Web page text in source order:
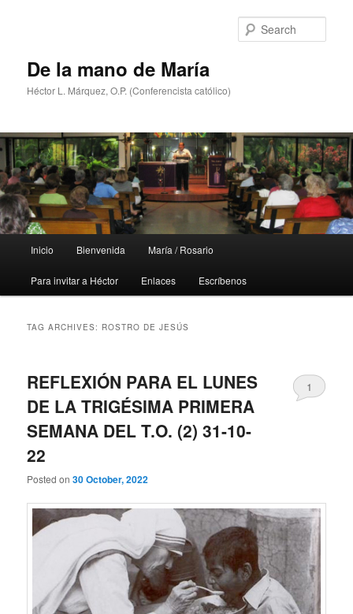
De la mano de María
Héctor L. Márquez, O.P. (Conferencista católico)
Inicio Bienvenida María / Rosario
Para invitar a Héctor Enlaces Escríbenos
TAG ARCHIVES: ROSTRO DE JESÚS
REFLEXIÓN PARA EL LUNES
DE LA TRIGÉSIMA PRIMERA
SEMANA DEL T.O. (2) 31-10-
22
Posted on30 October, 2022
1